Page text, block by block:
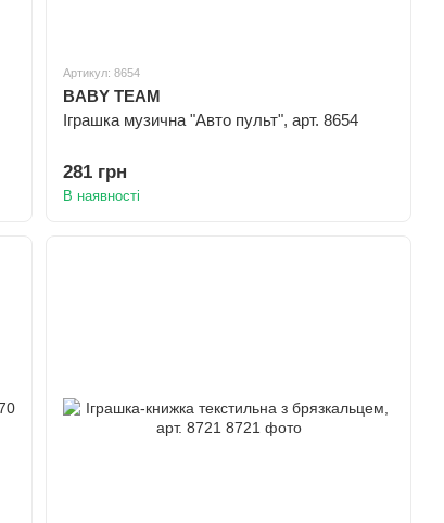
Артикул: 8654
BABY TEAM
Іграшка музична "Авто пульт", арт. 8654
281 грн
В наявності